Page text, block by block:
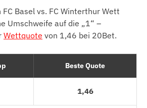
Basel vs. FC Winterthur Wett
Umschweife auf die „1“ –
Wettquote von 1,46 bei 20Bet.
Beste Quote
1,46